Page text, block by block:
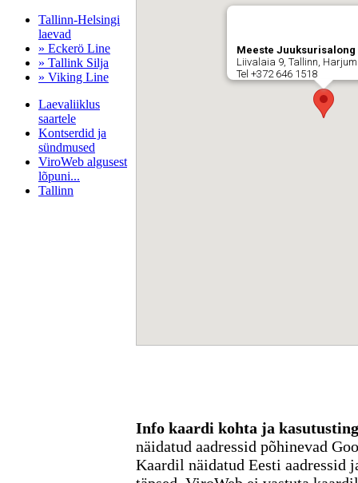
Tallinn-Helsingi
laevad
» Eckerö Line
» Tallink Silja
» Viking Line
Laevaliiklus
saartele
Kontserdid ja
sündmused
ViroWeb algusest
lõpuni...
Tallinn
Meeste Juuksurisalong
Liivalaia 9, Tallinn,
Tel +372 646 1518
Info kaardi kohta ja
näidatud aadressid põhinevad
Kaardil näidatud Eesti aadressid